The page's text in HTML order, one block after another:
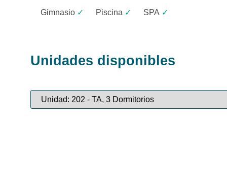
Gimnasio ✓ Piscina ✓ SPA ✓
Unidades disponibles